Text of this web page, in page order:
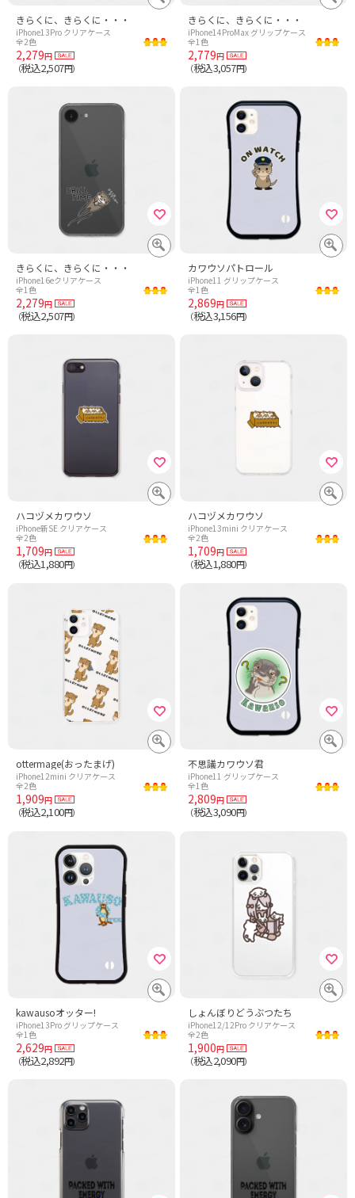
きらくに、きらくに・・・
iPhone13Pro クリアケース
全2色
2,279円
（税込2,507円）
きらくに、きらくに・・・
iPhone14ProMax グリップケース
全1色
2,779円
（税込3,057円）
きらくに、きらくに・・・
iPhone16eクリアケース
全1色
2,279円
（税込2,507円）
カワウソパトロール
iPhone11 グリップケース
全1色
2,869円
（税込3,156円）
ハコヅメカワウソ
iPhone新SE クリアケース
全2色
1,709円
（税込1,880円）
ハコヅメカワウソ
iPhone13mini クリアケース
全2色
1,709円
（税込1,880円）
ottermage(おったまげ)
iPhone12mini クリアケース
全2色
1,909円
（税込2,100円）
不思議カワウソ君
iPhone11 グリップケース
全1色
2,809円
（税込3,090円）
kawausoオッター!
iPhone13Pro グリップケース
全1色
2,629円
（税込2,892円）
しょんぼりどうぶつたち
iPhone12/12Pro クリアケース
全2色
1,900円
（税込2,090円）